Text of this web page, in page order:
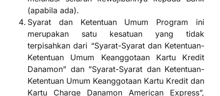
(apabila ada).
Syarat dan Ketentuan Umum Program ini
merupakan satu kesatuan yang tidak
terpisahkan dari “Syarat-Syarat dan Ketentuan-
Ketentuan Umum Keanggotaan Kartu Kredit
Danamon” dan ”Syarat-Syarat dan Ketentuan-
Ketentuan Umum Keanggotaan Kartu Kredit dan
Kartu Charge Danamon American Express”,